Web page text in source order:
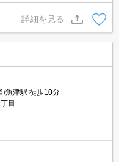
料で毎月の通信費を節約。
も完備しています。
詳細を見る
/魚津駅 徒歩10分
目